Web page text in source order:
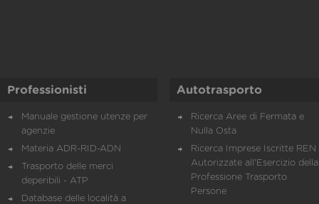
Professionisti
Manuale gestione utenze per
agenzie
Materia ADR-RID-ADN
Trasporto delle merci
deperibili - ATP
Database delle località a
Autotrasporto
Ricerca Aree di Fermata e
Nulla Osta
Ricerca Imprese Iscritte REN
Autorizzate all'Esercizio della
Professione Trasporto
Persone